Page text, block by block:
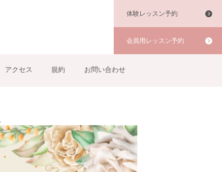
体験レッスン予約
会員用レッスン予約
アクセス 規約 お問い合わせ